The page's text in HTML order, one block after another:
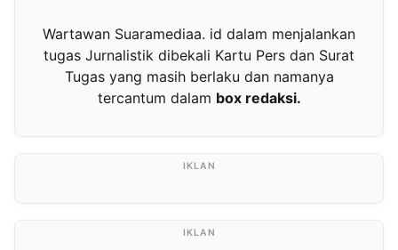
Wartawan Suaramediaa. id dalam menjalankan
tugas Jurnalistik dibekali Kartu Pers dan Surat
Tugas yang masih berlaku dan namanya
tercantum dalam box redaksi.